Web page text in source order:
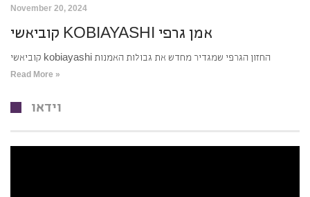
November 20, 2024
קוביאשי KOBIAYASHI אמן גרפי
קוביאשי kobiayashi החזון הגרפי שמגדיר מחדש את גבולות האמנות
Read More »
וידאו